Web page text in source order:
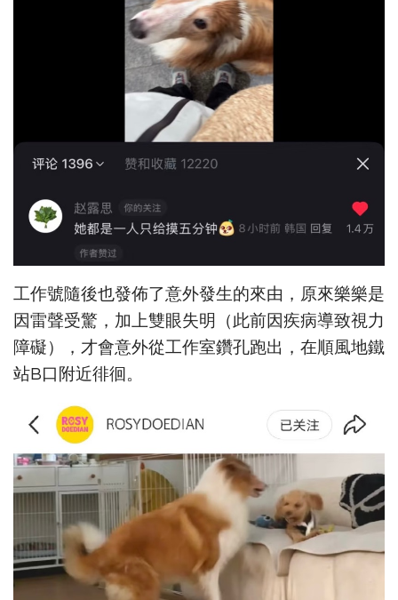
工作號隨後也發佈了意外發生的來由，原來樂樂是
因雷聲受驚，加上雙眼失明（此前因疾病導致視力
障礙），才會意外從工作室鑽孔跑出，在順風地鐵
站B口附近徘徊。